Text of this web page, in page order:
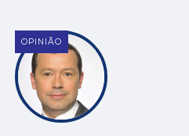
OPINIÃO